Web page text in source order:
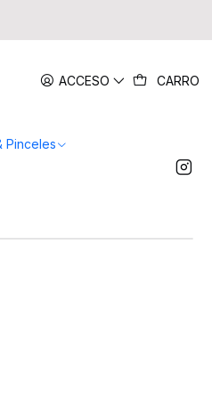
ACCESO CARRO
Pinceles
Mona Lisa